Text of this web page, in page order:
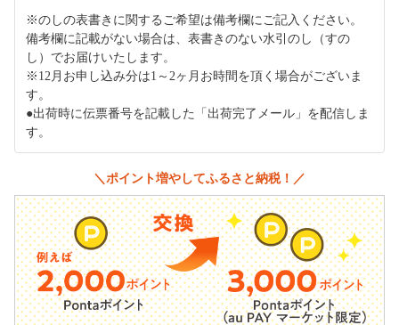
※のしの表書きに関するご希望は備考欄にご記入ください。
備考欄に記載がない場合は、表書きのない水引のし（すの
し）でお届けいたします。
※12月お申し込み分は1～2ヶ月お時間を頂く場合がございま
す。
●出荷時に伝票番号を記載した「出荷完了メール」を配信しま
す。
＼ポイント増やしてふるさと納税！／